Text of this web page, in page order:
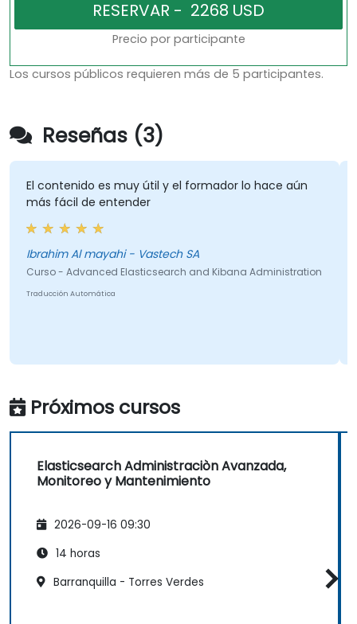
Precio por participante
Los cursos públicos requieren más de 5 participantes.
Reseñas (3)
El contenido es muy útil y el formador lo hace aún
más fácil de entender
Ibrahim Al mayahi - Vastech SA
Curso - Advanced Elasticsearch and Kibana Administration
Traducción Automática
Próximos cursos
Elasticsearch Administraciòn Avanzada,
Monitoreo y Mantenimiento
2026-09-16 09:30
14 horas
Barranquilla - Torres Verdes